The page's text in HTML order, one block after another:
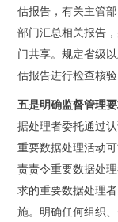
估报告，有关主管
部门汇总相关报告
门共享。规定省级
估报告进行检查核验
五是明确监督管理
据处理者委托通过
重要数据处理活动
责责令重要数据处
求的重要数据处理
施。明确任何组织